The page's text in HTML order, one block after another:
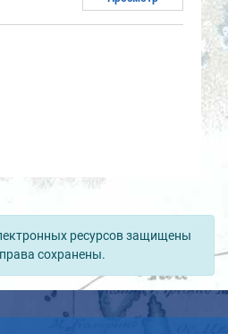
ресурсов защищены
сохранены.